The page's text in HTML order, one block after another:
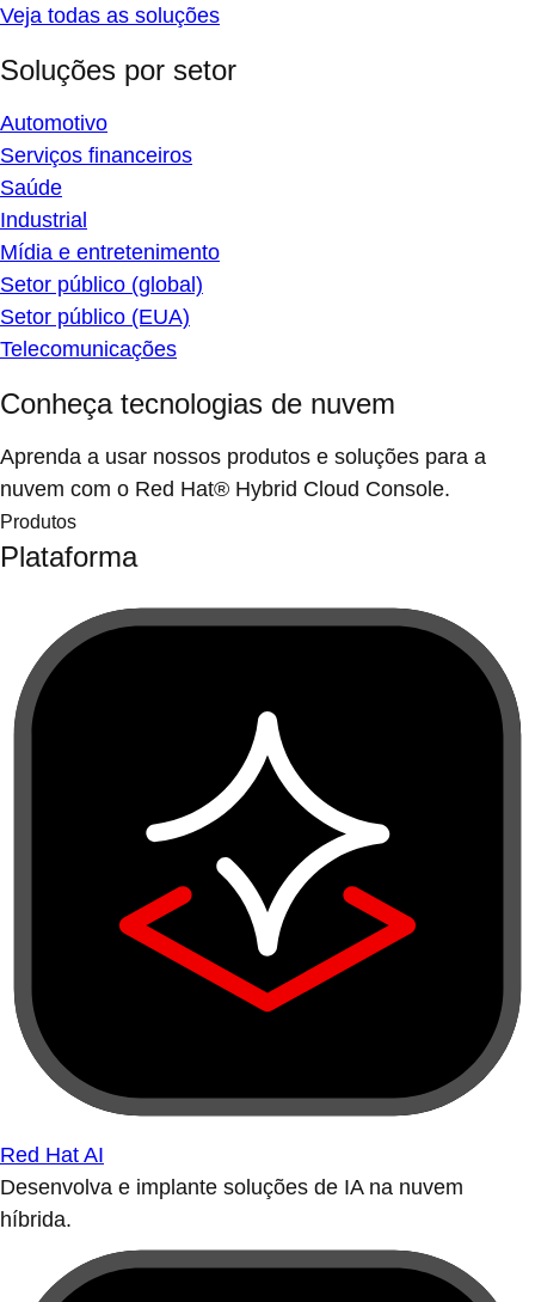
Veja todas as soluções
Soluções por setor
Automotivo
Serviços financeiros
Saúde
Industrial
Mídia e entretenimento
Setor público (global)
Setor público (EUA)
Telecomunicações
Conheça tecnologias de nuvem
Aprenda a usar nossos produtos e soluções para a
nuvem com o Red Hat® Hybrid Cloud Console.
Produtos
Plataforma
Red Hat AI
Desenvolva e implante soluções de IA na nuvem
híbrida.